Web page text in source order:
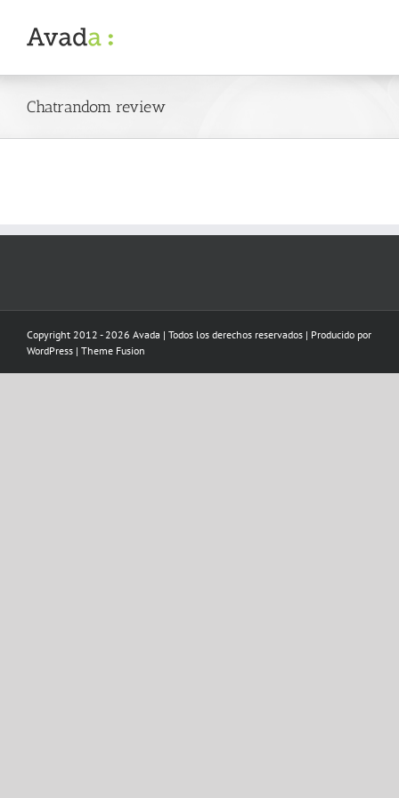
content
Chatrandom review
Copyright 2012 - 2026 Avada | Todos los derechos reservados | Producido por
WordPress | Theme Fusion